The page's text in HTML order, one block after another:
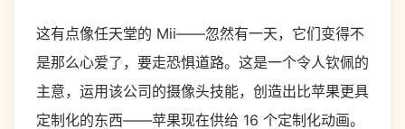
这有点像任天堂的 Mii——忽然有一天，它们变得不
是那么心爱了，要走恐惧道路。这是一个令人钦佩的
主意，运用该公司的摄像头技能，创造出比苹果更具
定制化的东西——苹果现在供给 16 个定制化动画。